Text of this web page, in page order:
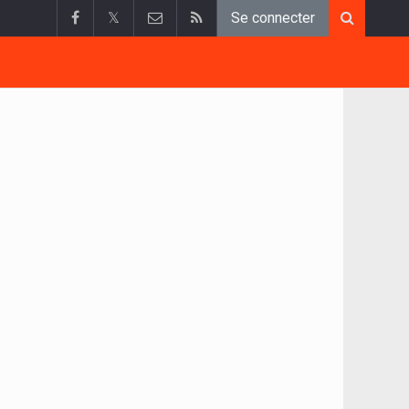
𝕏 Se connecter